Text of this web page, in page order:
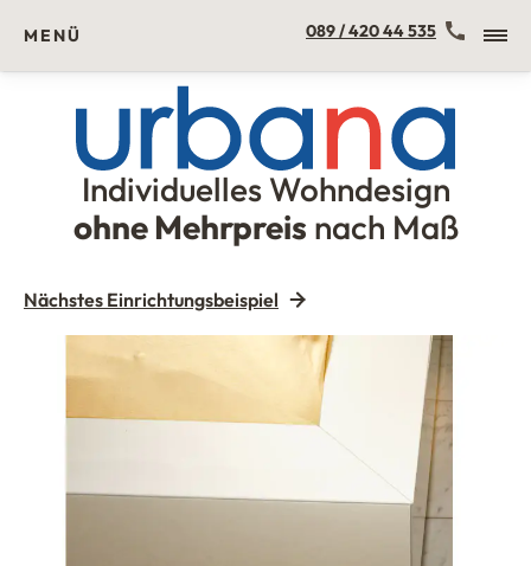
Urbana Möbel
Individuelles Wohndesign
ohne Mehrpreis nach Maß
MENÜ
Kontakt 089 / 420 44 535
Nächstes Einrichtungsbeispiel